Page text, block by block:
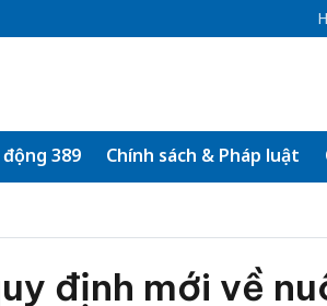
389 Chính sách & Pháp luật
định mới về